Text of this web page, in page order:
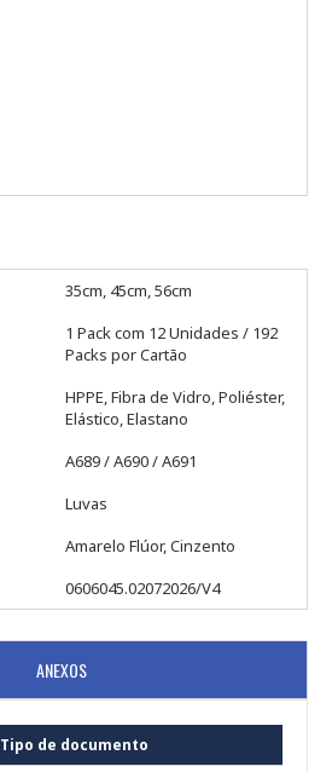
35cm, 45cm, 56cm
1 Pack com 12 Unidades / 192
Packs por Cartão
HPPE, Fibra de Vidro, Poliéster,
Elástico, Elastano
A689 / A690 / A691
Luvas
Amarelo Flúor, Cinzento
0606045.02072026/V4
ANEXOS
Tipo de documento